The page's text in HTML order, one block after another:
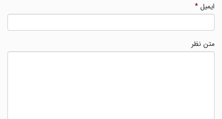
ایمیل*
متن نظر